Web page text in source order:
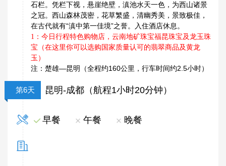
石栏。凭栏下视，悬崖绝壁，滇池水天一色，为西山诸景
之冠。西山森林茂密，花草繁盛，清幽秀美，景致极佳，
在古代就有“滇中第一佳境”之誉。入住酒店休息。
1：今日行程特色购物店，云南地矿珠宝福昆珠宝及龙玉珠
宝（在这里你可以选购国家质量认可的翡翠商品及黄龙
玉）
注：楚雄—昆明（全程约160公里，行车时间约2.5小时）
第6天 昆明-成都（航程1小时20分钟）
早餐 午餐 晚餐